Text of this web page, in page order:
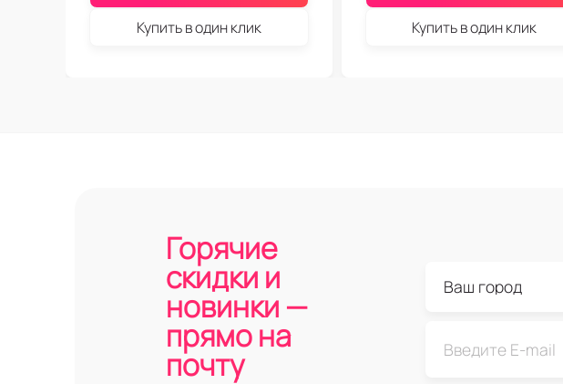
Купить в один клик Купить в один клик
Горячие
скидки и
новинки —
прямо на
почту